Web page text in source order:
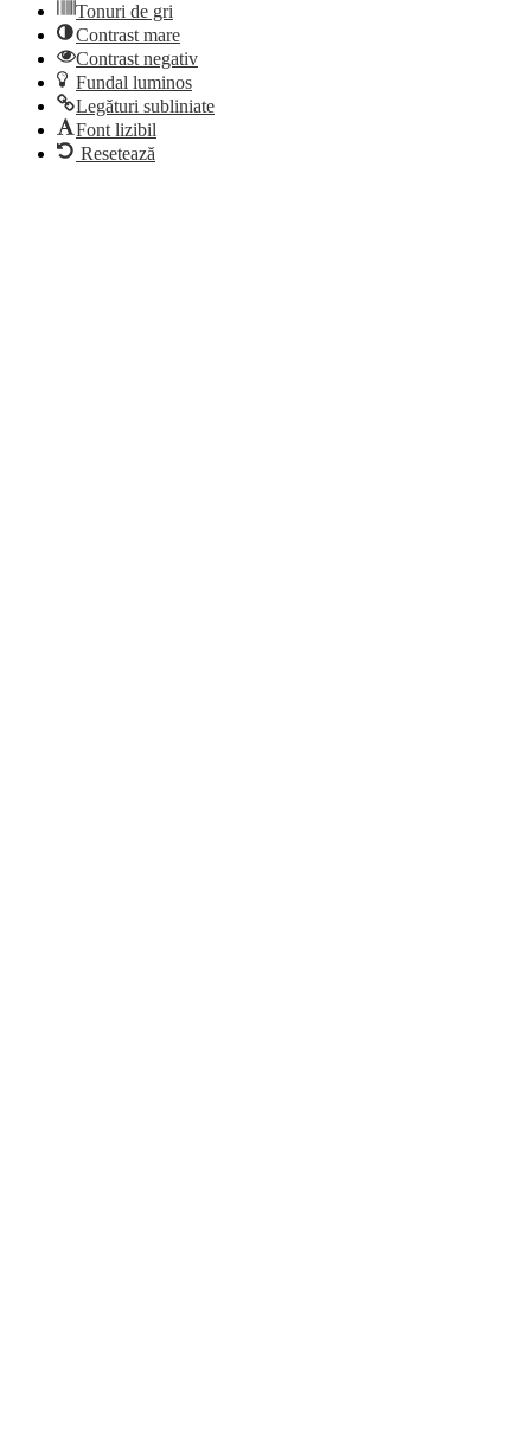
Tonuri de gri
Contrast mare
Contrast negativ
Fundal luminos
Legături subliniate
Font lizibil
Resetează